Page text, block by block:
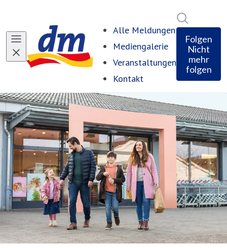
Alle Meldungen
Mediengalerie
Veranstaltungen
Kontakt
Folgen
Nicht
mehr
folgen